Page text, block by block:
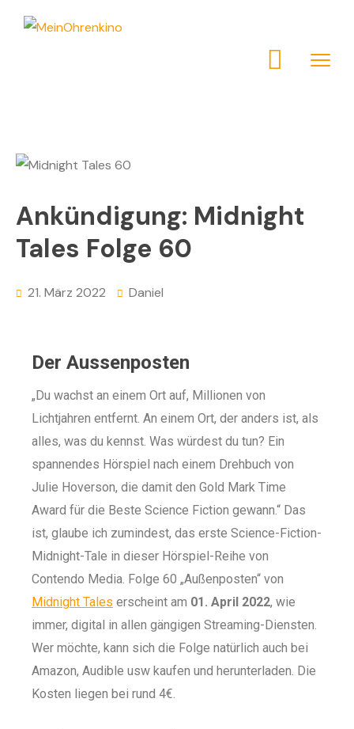
Ankündigung: Midnight
Tales Folge 60
21. März 2022 Daniel
Der Aussenposten
„Du wachst an einem Ort auf, Millionen von
Lichtjahren entfernt. An einem Ort, der anders ist, als
alles, was du kennst. Was würdest du tun? Ein
spannendes Hörspiel nach einem Drehbuch von
Julie Hoverson, die damit den Gold Mark Time
Award für die Beste Science Fiction gewann.“ Das
ist, glaube ich zumindest, das erste Science-Fiction-
Midnight-Tale in dieser Hörspiel-Reihe von
Contendo Media. Folge 60 „Außenposten“ von
Midnight Tales erscheint am 01. April 2022, wie
immer, digital in allen gängigen Streaming-Diensten.
Wer möchte, kann sich die Folge natürlich auch bei
Amazon, Audible usw kaufen und herunterladen. Die
Kosten liegen bei rund 4€.